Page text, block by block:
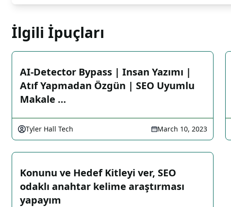
İlgili İpuçları
AI-Detector Bypass | Insan Yazımı |
Atıf Yapmadan Özgün | SEO Uyumlu
Makale …
Tyler Hall Tech March 10, 2023
Konunu ve Hedef Kitleyi ver, SEO
odaklı anahtar kelime araştırması
yapayım